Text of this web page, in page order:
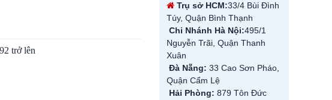
trở lên
Trụ sở HCM:33/4 Bùi Đình
Túy, Quận Bình Thạnh
Chi Nhánh Hà Nội:495/1
Nguyễn Trãi, Quận Thanh
Xuân
Đà Nẵng: 33 Cao Sơn Pháo,
Quận Cẩm Lệ
Hải Phòng: 879 Tôn Đức